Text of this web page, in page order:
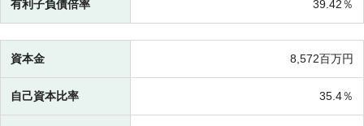
有利子負債倍率 39.42％
資本金 8,572百万円
自己資本比率 35.4％